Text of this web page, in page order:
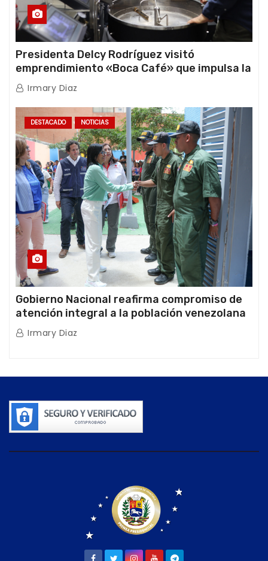
Presidenta Delcy Rodríguez visitó
emprendimiento «Boca Café» que impulsa la
producción nacional hacia mercados
internacionales
Irmary Diaz
DESTACADO NOTICIAS
Gobierno Nacional reafirma compromiso de
atención integral a la población venezolana
tras doblete sísmico
Irmary Diaz